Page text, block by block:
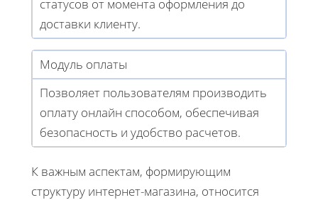
статусов от момента оформления до
доставки клиенту.
Модуль оплаты
Позволяет пользователям производить
оплату онлайн способом, обеспечивая
безопасность и удобство расчетов.
К важным аспектам, формирующим
структуру интернет-магазина, относится